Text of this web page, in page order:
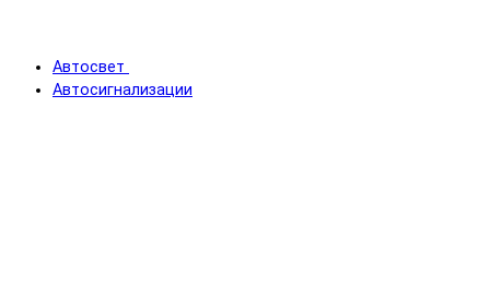
Автосвет
Автосигнализации